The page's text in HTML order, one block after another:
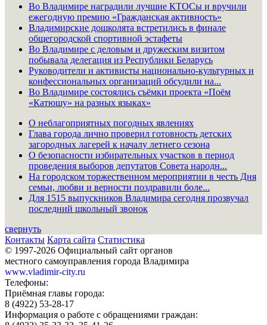
Во Владимире наградили лучшие КТОСы и вручили
ежегодную премию «Гражданская активность»
Владимирские дошколята встретились в финале
общегородской спортивной эстафеты
Во Владимире с деловым и дружеским визитом
побывала делегация из Республики Беларусь
Руководители и активисты национально-культурных и
конфессиональных организаций обсудили на...
Во Владимире состоялись съёмки проекта «Поём
«Катюшу» на разных языках»
О неблагоприятных погодных явлениях
Глава города лично проверил готовность детских
загородных лагерей к началу летнего сезона
О безопасности избирательных участков в период
проведения выборов депутатов Совета народн...
На городском торжественном мероприятии в честь Дня
семьи, любви и верности поздравили боле...
Для 1515 выпускников Владимира сегодня прозвучал
последний школьный звонок
свернуть
Контакты Карта сайта Статистика
© 1997-2026 Официальный сайт органов
местного самоуправления города Владимира
www.vladimir-city.ru
Телефоны:
Приёмная главы города:
8 (4922) 53-28-17
Информация о работе с обращениями граждан: